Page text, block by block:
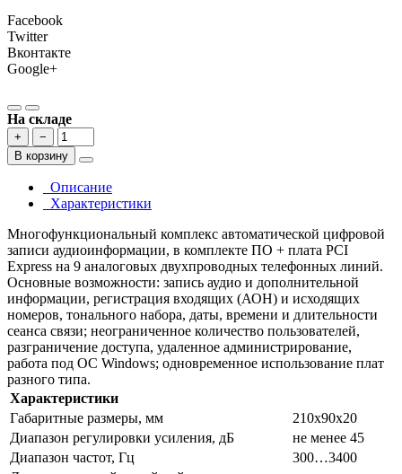
Facebook
Twitter
Вконтакте
Google+
На складе
+
−
В корзину
Описание
Характеристики
Многофункциональный комплекс автоматической цифровой
записи аудиоинформации, в комплекте ПО + плата PCI
Express на 9 аналоговых двухпроводных телефонных линий.
Основные возможности: запись аудио и дополнительной
информации, регистрация входящих (АОН) и исходящих
номеров, тонального набора, даты, времени и длительности
сеанса связи; неограниченное количество пользователей,
разграничение доступа, удаленное администрирование,
работа под ОС Windows; одновременное использование плат
разного типа.
Характеристики
Габаритные размеры, мм
210x90x20
Диапазон регулировки усиления, дБ
не менее 45
Диапазон частот, Гц
300…3400